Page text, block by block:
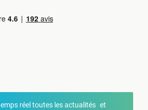
réel toutes les actualités et